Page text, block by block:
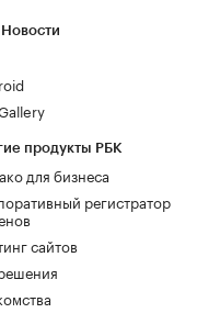
продукты РБК
для бизнеса
регистратор
сайтов